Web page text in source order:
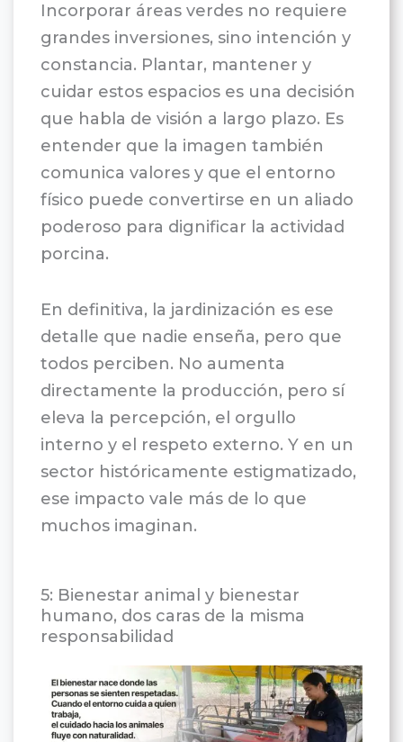
Incorporar áreas verdes no requiere
grandes inversiones, sino intención y
constancia. Plantar, mantener y
cuidar estos espacios es una decisión
que habla de visión a largo plazo. Es
entender que la imagen también
comunica valores y que el entorno
físico puede convertirse en un aliado
poderoso para dignificar la actividad
porcina.
En definitiva, la jardinización es ese
detalle que nadie enseña, pero que
todos perciben. No aumenta
directamente la producción, pero sí
eleva la percepción, el orgullo
interno y el respeto externo. Y en un
sector históricamente estigmatizado,
ese impacto vale más de lo que
muchos imaginan.
5: Bienestar animal y bienestar
humano, dos caras de la misma
responsabilidad